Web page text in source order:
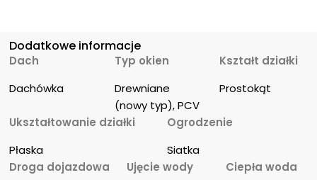
Dodatkowe informacje
Dach
Dachówka
Typ okien
Drewniane
(nowy typ), PCV
Kształt działki
Prostokąt
Ukształtowanie działki
Płaska
Ogrodzenie
Siatka
Droga dojazdowa
Ujęcie wody Ciepła woda